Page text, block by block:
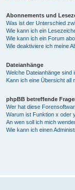
Abonnements und
Was ist der Unterschied
Wie kann ich ein
Wie kann ich ein Forum
Wie deaktiviere ich meine
Dateianhänge
Welche Dateianhänge sind
Kann ich eine Übersicht all
phpBB betreffende
Wer hat diese
Warum ist Funktion x oder
An wen soll ich mich
Wie kann ich einen